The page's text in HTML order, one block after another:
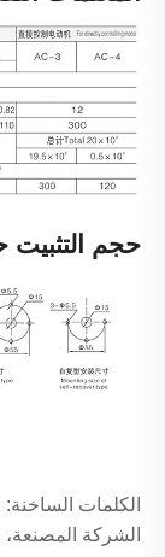
حجم
الشركة المصنعة،